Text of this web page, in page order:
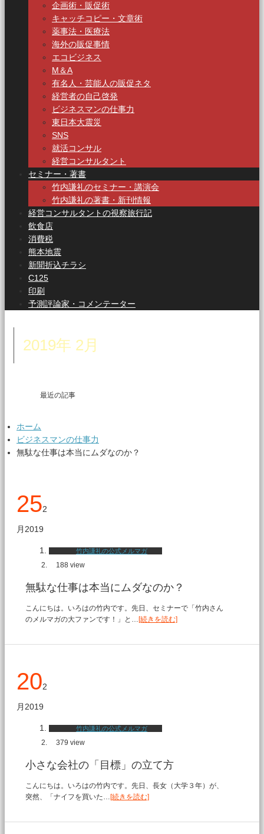
企画術・販促術
キャッチコピー・文章術
薬事法・医療法
海外の販促事情
エコビジネス
M＆A
有名人・芸能人の販促ネタ
経営者の自己啓発
ビジネスマンの仕事力
東日本大震災
SNS
就活コンサル
経営コンサルタント
セミナー・著書
竹内謙礼のセミナー・講演会
竹内謙礼の著書・新刊情報
経営コンサルタントの視察旅行記
飲食店
消費税
熊本地震
新聞折込チラシ
C125
印刷
予測評論家・コメンテーター
2019年 2月
最近の記事
ホーム
ビジネスマンの仕事力
無駄な仕事は本当にムダなのか？
252
月2019
竹内謙礼の公式メルマガ
188 view
無駄な仕事は本当にムダなのか？
こんにちは。いろはの竹内です。先日、セミナーで「竹内さん
のメルマガの大ファンです！」と…[続きを読む]
202
月2019
竹内謙礼の公式メルマガ
379 view
小さな会社の「目標」の立て方
こんにちは。いろはの竹内です。先日、長女（大学３年）が、
突然、「ナイフを買いた…[続きを読む]